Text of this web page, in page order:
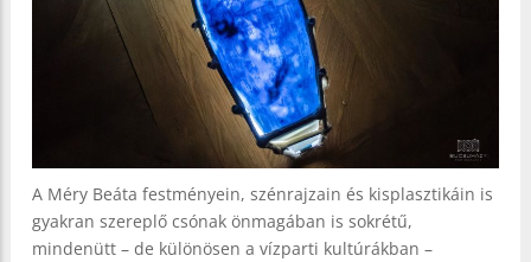
A Méry Beáta festményein, szénrajzain és kisplasztikáin is
gyakran szereplő csónak önmagában is sokrétű,
mindenütt – de különösen a vízparti kultúrákban –